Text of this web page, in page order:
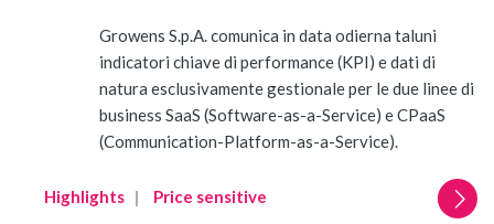
Highlights Price sensitive
Growens S.p.A. comunica in data odierna taluni
indicatori chiave di performance (KPI) e dati di
natura esclusivamente gestionale per le due linee di
business SaaS (Software-as-a-Service) e CPaaS
(Communication-Platform-as-a-Service).